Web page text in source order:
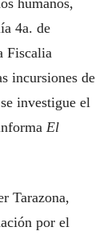
humanos,
4a. de
Fiscalia
incursiones de
investigue el
El
Tarazona,
por el